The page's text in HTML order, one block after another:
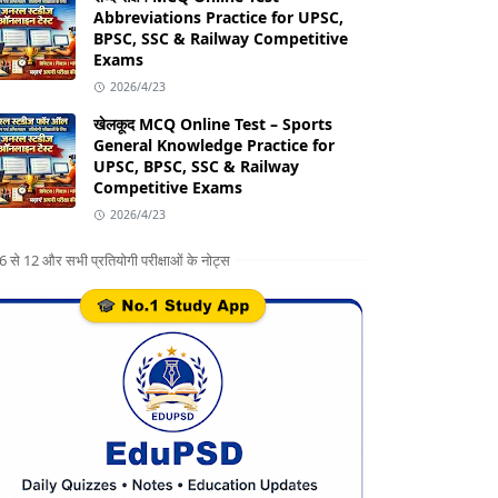
Abbreviations Practice for UPSC,
BPSC, SSC & Railway Competitive
Exams
2026/4/23
खेलकूद MCQ Online Test – Sports
General Knowledge Practice for
UPSC, BPSC, SSC & Railway
Competitive Exams
2026/4/23
6 से 12 और सभी प्रतियोगी परीक्षाओं के नोट्स